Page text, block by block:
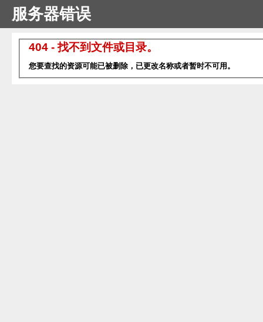
服务器错误
404 - 找不到文件或目录。
您要查找的资源可能已被删除，已更改名称或者暂时不可用。